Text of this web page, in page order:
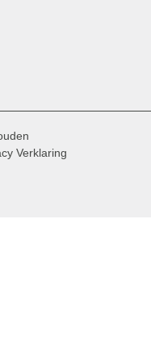
Verklaring